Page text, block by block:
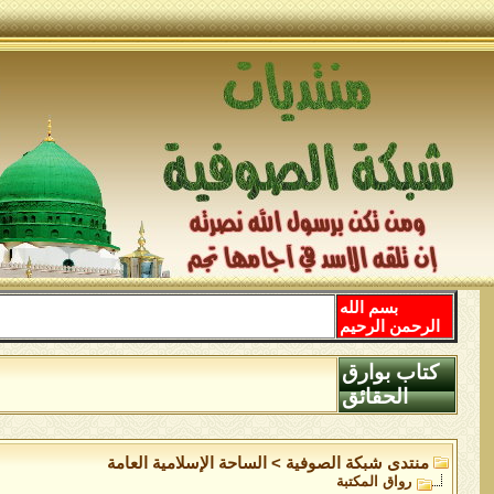
بسم الله
الرحمن الرحيم
كتاب بوارق
الحقائق
منتدى شبكة الصوفية > الساحة اﻹسلامية العامة
رواق المكتبة